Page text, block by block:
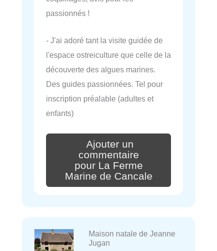
passionnés !
- J'ai adoré tant la visite guidée de
l'espace ostreiculture que celle de la
découverte des algues marines.
Des guides passionnées. Tel pour
inscription préalable (adultes et
enfants)
Ajouter un
commentaire
pour La Ferme
Marine de Cancale
Maison natale de Jeanne
Jugan